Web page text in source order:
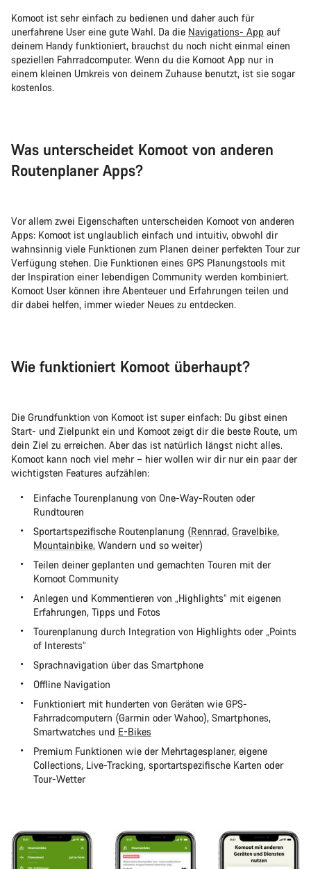
Komoot ist sehr einfach zu bedienen und daher auch für
unerfahrene User eine gute Wahl. Da die Navigations- App auf
deinem Handy funktioniert, brauchst du noch nicht einmal einen
speziellen Fahrradcomputer. Wenn du die Komoot App nur in
einem kleinen Umkreis von deinem Zuhause benutzt, ist sie sogar
kostenlos.
Was unterscheidet Komoot von anderen
Routenplaner Apps?
Vor allem zwei Eigenschaften unterscheiden Komoot von anderen
Apps: Komoot ist unglaublich einfach und intuitiv, obwohl dir
wahnsinnig viele Funktionen zum Planen deiner perfekten Tour zur
Verfügung stehen. Die Funktionen eines GPS Planungstools mit
der Inspiration einer lebendigen Community werden kombiniert.
Komoot User können ihre Abenteuer und Erfahrungen teilen und
dir dabei helfen, immer wieder Neues zu entdecken.
Wie funktioniert Komoot überhaupt?
Die Grundfunktion von Komoot ist super einfach: Du gibst einen
Start- und Zielpunkt ein und Komoot zeigt dir die beste Route, um
dein Ziel zu erreichen. Aber das ist natürlich längst nicht alles.
Komoot kann noch viel mehr – hier wollen wir dir nur ein paar der
wichtigsten Features aufzählen:
Einfache Tourenplanung von One-Way-Routen oder
Rundtouren
Sportartspezifische Routenplanung (Rennrad, Gravelbike,
Mountainbike, Wandern und so weiter)
Teilen deiner geplanten und gemachten Touren mit der
Komoot Community
Anlegen und Kommentieren von „Highlights“ mit eigenen
Erfahrungen, Tipps und Fotos
Tourenplanung durch Integration von Highlights oder „Points
of Interests“
Sprachnavigation über das Smartphone
Offline Navigation
Funktioniert mit hunderten von Geräten wie GPS-
Fahrradcomputern (Garmin oder Wahoo), Smartphones,
Smartwatches und E-Bikes
Premium Funktionen wie der Mehrtagesplaner, eigene
Collections, Live-Tracking, sportartspezifische Karten oder
Tour-Wetter